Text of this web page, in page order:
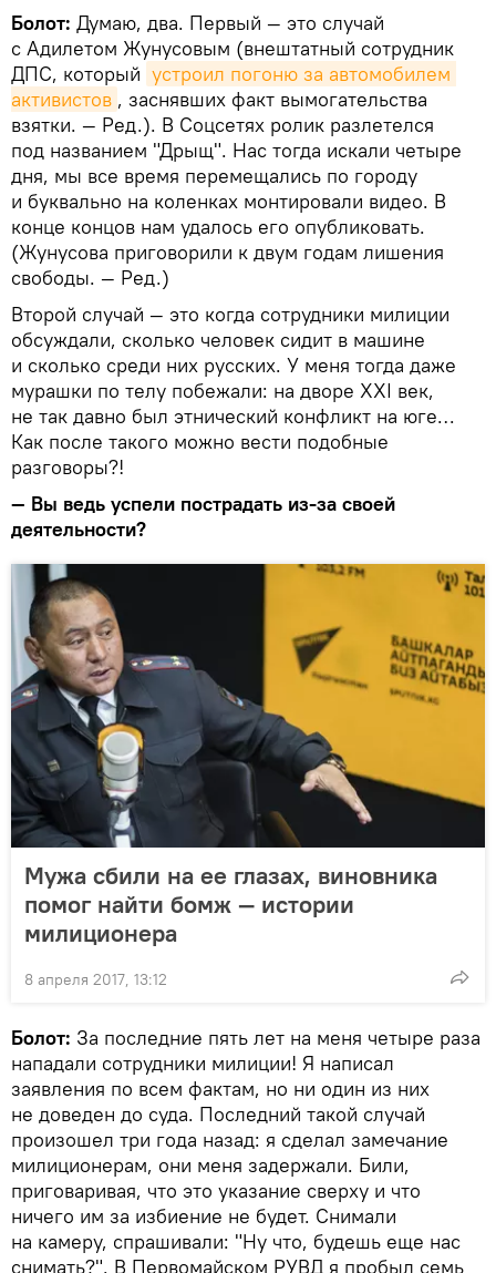
Болот: Думаю, два. Первый — это случай
с Адилетом Жунусовым (внештатный сотрудник
ДПС, который устроил погоню за автомобилем
активистов , заснявших факт вымогательства
взятки. — Ред.). В Соцсетях ролик разлетелся
под названием "Дрыщ". Нас тогда искали четыре
дня, мы все время перемещались по городу
и буквально на коленках монтировали видео. В
конце концов нам удалось его опубликовать.
(Жунусова приговорили к двум годам лишения
свободы. — Ред.)
Второй случай — это когда сотрудники милиции
обсуждали, сколько человек сидит в машине
и сколько среди них русских. У меня тогда даже
мурашки по телу побежали: на дворе XXI век,
не так давно был этнический конфликт на юге…
Как после такого можно вести подобные
разговоры?!
— Вы ведь успели пострадать из-за своей
деятельности?
Мужа сбили на ее глазах, виновника
помог найти бомж — истории
милиционера
8 апреля 2017, 13:12
Болот: За последние пять лет на меня четыре раза
нападали сотрудники милиции! Я написал
заявления по всем фактам, но ни один из них
не доведен до суда. Последний такой случай
произошел три года назад: я сделал замечание
милиционерам, они меня задержали. Били,
приговаривая, что это указание сверху и что
ничего им за избиение не будет. Снимали
на камеру, спрашивали: "Ну что, будешь еще нас
снимать?". В Первомайском РУВД я пробыл семь